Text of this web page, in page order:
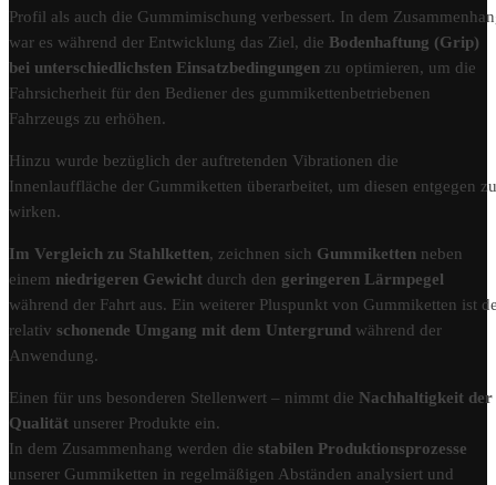
Profil als auch die Gummimischung verbessert. In dem
war es während der Entwicklung das Ziel, die Bodenhaftung (Grip)
bei unterschiedlichsten Einsatzbedingungen zu optimieren, um die
Fahrsicherheit für den Bediener des gummikettenbetriebenen
Fahrzeugs zu erhöhen.
Hinzu wurde bezüglich der auftretenden Vibrationen die
Innenlauffläche der Gummiketten überarbeitet, um diesen entgegen zu
wirken.
Im Vergleich zu Stahlketten, zeichnen sich Gummiketten neben
einem niedrigeren Gewicht durch den geringeren Lärmpegel
während der Fahrt aus. Ein weiterer Pluspunkt von Gummiketten ist
relativ schonende Umgang mit dem Untergrund während der
Anwendung.
Einen für uns besonderen Stellenwert – nimmt die Nachhaltigkeit der
Qualität unserer Produkte ein.
In dem Zusammenhang werden die stabilen Produktionsprozesse
unserer Gummiketten in regelmäßigen Abständen analysiert und